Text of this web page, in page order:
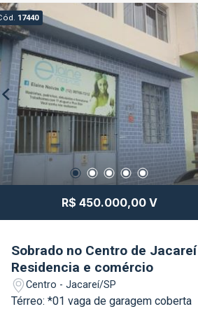
Dormitórios; - Sala; - Banheiro; -
Cozinha; - Área de serviço; - Edícula
com 01 quartos e banheiro; Agende já
sua visita!!!!!
17440
R$ 450.000,00 V
Sobrado no Centro de Jacareí
Residencia e comércio
Centro - Jacareí/SP
Térreo: *01 vaga de garagem coberta